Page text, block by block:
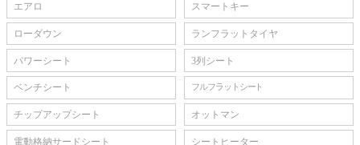
エアロ スマートキー
ローダウン ランフラットタイヤ
パワーシート 3列シート
ベンチシート フルフラットシート
チップアップシート オットマン
電動格納サードシート シートヒーター